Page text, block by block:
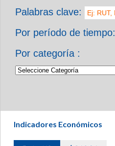
Palabras clave:
Por período de tiempo:
Por categoría :
Indicadores Económicos